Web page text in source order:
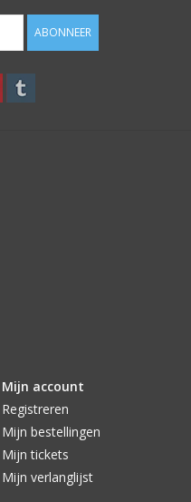
ABONNEER
Mijn account
Registreren
Mijn bestellingen
Mijn tickets
Mijn verlanglijst